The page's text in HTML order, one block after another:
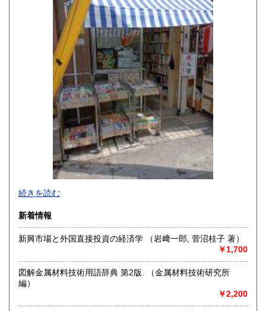
300円 大分県
300円 鹿児島県
300円
店舗にネットの商品は在庫していません。
ご来店前にご連絡お願いします。
沿線名：都電荒川線・東西線
最寄駅：都電早稲田駅 徒歩3分・地下鉄早稲田駅 徒歩10分
営業時間：11:00〜18:00
書籍の買取について
続きを読む
新着情報
新興市場と外国直接投資の経済学 （岩﨑一郎, 菅沼桂子 著）
￥1,700
図解金属材料技術用語辞典 第2版. （金属材料技術研究所
編）
￥2,200